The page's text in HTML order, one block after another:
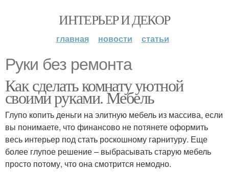
ИНТЕРЬЕР И ДЕКОР
главная новости статьи
Руки без ремонта
Как сделать комнату уютной
своими руками. Мебель
Глупо копить деньги на элитную мебель из массива, если
вы понимаете, что финансово не потянете оформить
весь интерьер под стать роскошному гарнитуру. Еще
более глупое решение – выбрасывать старую мебель
просто потому, что она смотрится немодно.